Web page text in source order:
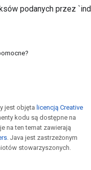
podanych przez
jest objęta licencją Creative
kodu są dostępne na
na ten temat zawierają
. Java jest zastrzeżonym
stowarzyszonych.